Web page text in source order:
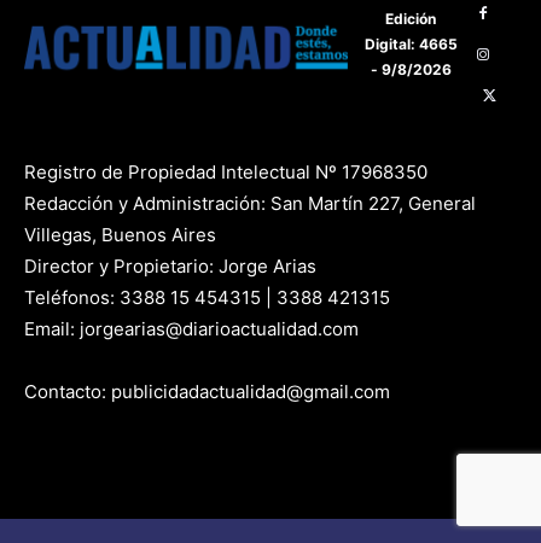
Edición
Digital: 4665
- 9/8/2026
Registro de Propiedad Intelectual Nº 17968350
Redacción y Administración: San Martín 227, General
Villegas, Buenos Aires
Director y Propietario: Jorge Arias
Teléfonos: 3388 15 454315 | 3388 421315
Email: jorgearias@diarioactualidad.com
Contacto: publicidadactualidad@gmail.com